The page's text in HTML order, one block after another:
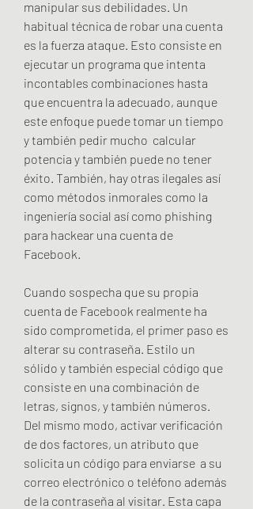
manipular sus debilidades. Un
habitual técnica de robar una cuenta
es la fuerza ataque. Esto consiste en
ejecutar un programa que intenta
incontables combinaciones hasta
que encuentra la adecuado, aunque
este enfoque puede tomar un tiempo
y también pedir mucho  calcular
potencia y también puede no tener
éxito. También, hay otras ilegales así
como métodos inmorales como la
ingeniería social así como phishing
para hackear una cuenta de
Facebook.
Cuando sospecha que su propia
cuenta de Facebook realmente ha
sido comprometida, el primer paso es
alterar su contraseña. Estilo un
sólido y también especial código que
consiste en una combinación de
letras, signos, y también números.
Del mismo modo, activar verificación
de dos factores, un atributo que
solicita un código para enviarse  a su
correo electrónico o teléfono además
de la contraseña al visitar. Esta capa